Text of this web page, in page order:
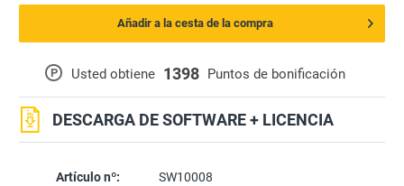
Artículo nº:
SW10008
P Usted obtiene 1398 Puntos de bonificación
DESCARGA DE SOFTWARE + LICENCIA
Añadir a la cesta de la compra